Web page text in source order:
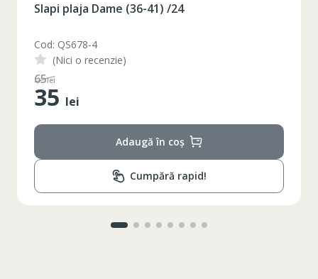
Slapi plaja Dame (36-41) /24
Cod: QS678-3
(Nici o recenzie)
48lei
35 lei
Adaugă în coș
Cumpără rapid!